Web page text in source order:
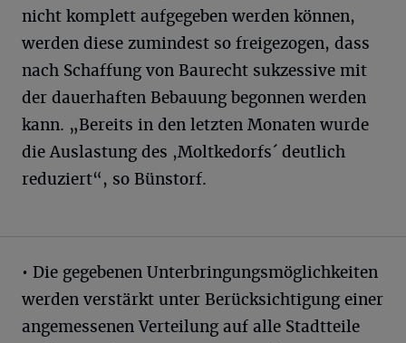
nicht komplett aufgegeben werden können,
werden diese zumindest so freigezogen, dass
nach Schaffung von Baurecht sukzessive mit
der dauerhaften Bebauung begonnen werden
kann. „Bereits in den letzten Monaten wurde
die Auslastung des ,Moltkedorfs´ deutlich
reduziert“, so Bünstorf.
• Die gegebenen Unterbringungsmöglichkeiten
werden verstärkt unter Berücksichtigung einer
angemessenen Verteilung auf alle Stadtteile